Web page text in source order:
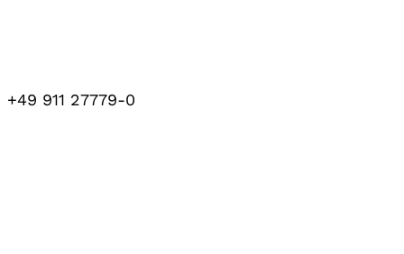
+49 911 27779-0